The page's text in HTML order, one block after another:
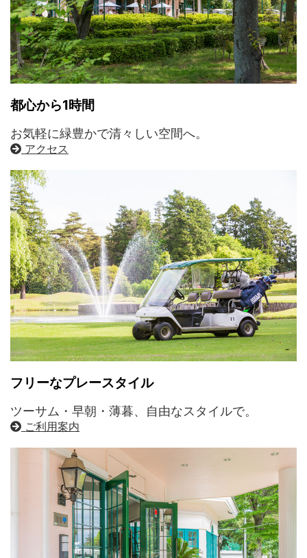
都心から1時間
お気軽に緑豊かで清々しい空間へ。
アクセス
フリーなプレースタイル
ツーサム・早朝・薄暮、自由なスタイルで。
ご利用案内